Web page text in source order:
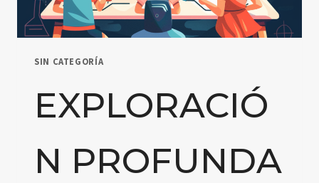
SIN CATEGORÍA
EXPLORACIÓ
N PROFUNDA